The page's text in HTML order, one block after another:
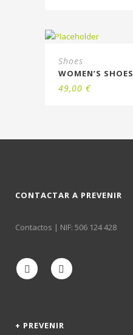
Shoes
WOMEN’S SHOES
49,00 €
CONTACTAR A PREVENIR
Contactos | NIF: 506 124 428
+ PREVENIR